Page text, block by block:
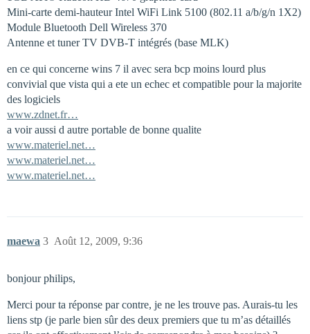
Mini-carte demi-hauteur Intel WiFi Link 5100 (802.11 a/b/g/n 1X2)
Module Bluetooth Dell Wireless 370
Antenne et tuner TV DVB-T intégrés (base MLK)
en ce qui concerne wins 7 il avec sera bcp moins lourd plus
convivial que vista qui a ete un echec et compatible pour la majorite
des logiciels
www.zdnet.fr…
a voir aussi d autre portable de bonne qualite
www.materiel.net…
www.materiel.net…
www.materiel.net…
maewa Août 12, 2009, 9:36
3
bonjour philips,
Merci pour ta réponse par contre, je ne les trouve pas. Aurais-tu les
liens stp (je parle bien sûr des deux premiers que tu m’as détaillés